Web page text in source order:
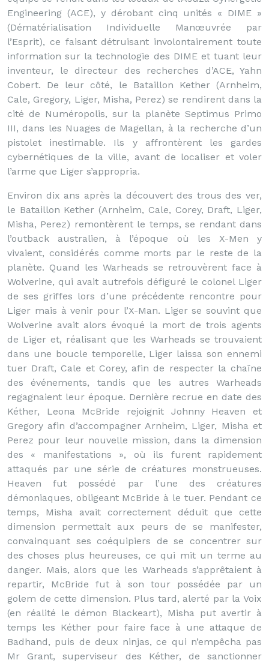
Engineering (ACE), y dérobant cinq unités « DIME »
(Dématérialisation Individuelle Manœuvrée par
l’Esprit), ce faisant détruisant involontairement toute
information sur la technologie des DIME et tuant leur
inventeur, le directeur des recherches d’ACE, Yahn
Cobert. De leur côté, le Bataillon Kether (Arnheim,
Cale, Gregory, Liger, Misha, Perez) se rendirent dans la
cité de Numéropolis, sur la planète Septimus Primo
III, dans les Nuages de Magellan, à la recherche d’un
pistolet inestimable. Ils y affrontèrent les gardes
cybernétiques de la ville, avant de localiser et voler
l’arme que Liger s’appropria.
Environ dix ans après la découvert des trous des ver,
le Bataillon Kether (Arnheim, Cale, Corey, Draft, Liger,
Misha, Perez) remontèrent le temps, se rendant dans
l’outback australien, à l’époque où les X-Men y
vivaient, considérés comme morts par le reste de la
planète. Quand les Warheads se retrouvèrent face à
Wolverine, qui avait autrefois défiguré le colonel Liger
de ses griffes lors d’une précédente rencontre pour
Liger mais à venir pour l’X-Man. Liger se souvint que
Wolverine avait alors évoqué la mort de trois agents
de Liger et, réalisant que les Warheads se trouvaient
dans une boucle temporelle, Liger laissa son ennemi
tuer Draft, Cale et Corey, afin de respecter la chaîne
des événements, tandis que les autres Warheads
regagnaient leur époque. Dernière recrue en date des
Kéther, Leona McBride rejoignit Johnny Heaven et
Gregory afin d’accompagner Arnheim, Liger, Misha et
Perez pour leur nouvelle mission, dans la dimension
des « manifestations », où ils furent rapidement
attaqués par une série de créatures monstrueuses.
Heaven fut possédé par l’une des créatures
démoniaques, obligeant McBride à le tuer. Pendant ce
temps, Misha avait correctement déduit que cette
dimension permettait aux peurs de se manifester,
convainquant ses coéquipiers de se concentrer sur
des choses plus heureuses, ce qui mit un terme au
danger. Mais, alors que les Warheads s’apprêtaient à
repartir, McBride fut à son tour possédée par un
golem de cette dimension. Plus tard, alerté par la Voix
(en réalité le démon Blackeart), Misha put avertir à
temps les Kéther pour faire face à une attaque de
Badhand, puis de deux ninjas, ce qui n’empêcha pas
Mr Grant, superviseur des Kéther, de sanctionner